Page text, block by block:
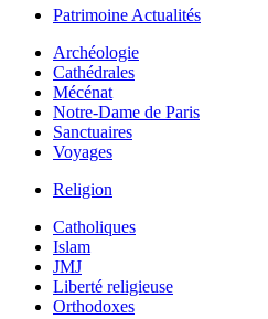
Patrimoine Actualités
Archéologie
Cathédrales
Mécénat
Notre-Dame de Paris
Sanctuaires
Voyages
Religion
Catholiques
Islam
JMJ
Liberté religieuse
Orthodoxes